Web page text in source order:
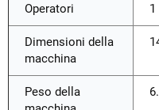
Operatori
Dimensioni della
macchina
Peso della